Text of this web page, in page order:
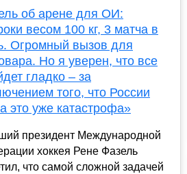
об арене для ОИ:
весом 100 кг, 3 матча в
Огромный вызов для
Но я уверен, что все
гладко – за
того, что России
а это уже катастрофа»
президент Международной
хоккея Рене Фазель
что самой сложной задачей